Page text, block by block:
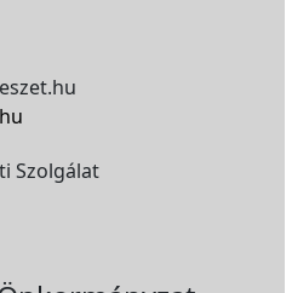
Szolgálat